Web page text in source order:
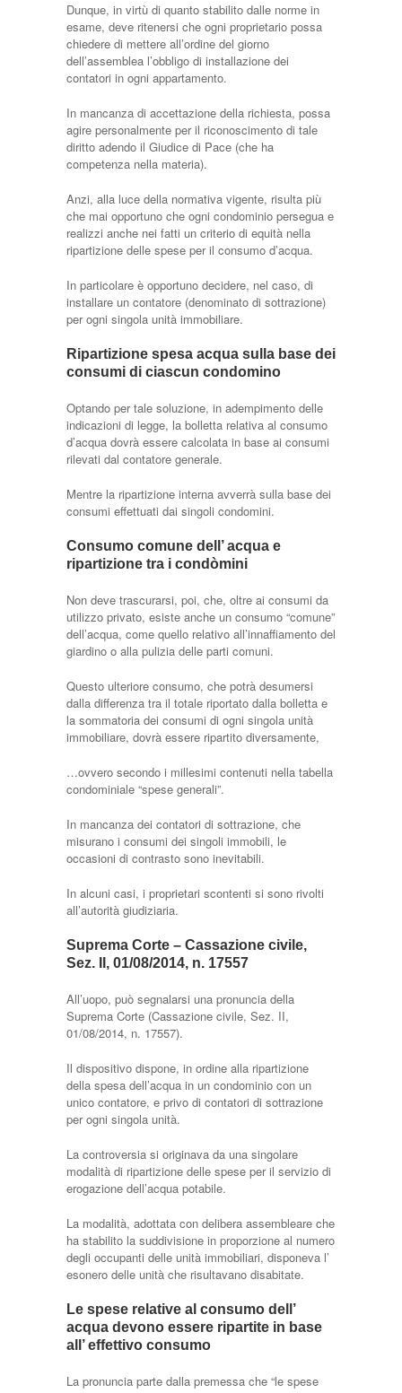
Dunque, in virtù di quanto stabilito dalle norme in
esame, deve ritenersi che ogni proprietario possa
chiedere di mettere all’ordine del giorno
dell’assemblea l’obbligo di installazione dei
contatori in ogni appartamento.
In mancanza di accettazione della richiesta, possa
agire personalmente per il riconoscimento di tale
diritto adendo il Giudice di Pace (che ha
competenza nella materia).
Anzi, alla luce della normativa vigente, risulta più
che mai opportuno che ogni condominio persegua e
realizzi anche nei fatti un criterio di equità nella
ripartizione delle spese per il consumo d’acqua.
In particolare è opportuno decidere, nel caso, di
installare un contatore (denominato di sottrazione)
per ogni singola unità immobiliare.
Ripartizione spesa acqua sulla base dei
consumi di ciascun condomino
Optando per tale soluzione, in adempimento delle
indicazioni di legge, la bolletta relativa al consumo
d’acqua dovrà essere calcolata in base ai consumi
rilevati dal contatore generale.
Mentre la ripartizione interna avverrà sulla base dei
consumi effettuati dai singoli condomini.
Consumo comune dell’ acqua e
ripartizione tra i condòmini
Non deve trascurarsi, poi, che, oltre ai consumi da
utilizzo privato, esiste anche un consumo “comune”
dell’acqua, come quello relativo all’innaffiamento del
giardino o alla pulizia delle parti comuni.
Questo ulteriore consumo, che potrà desumersi
dalla differenza tra il totale riportato dalla bolletta e
la sommatoria dei consumi di ogni singola unità
immobiliare, dovrà essere ripartito diversamente,
…ovvero secondo i millesimi contenuti nella tabella
condominiale “spese generali”.
In mancanza dei contatori di sottrazione, che
misurano i consumi dei singoli immobili, le
occasioni di contrasto sono inevitabili.
In alcuni casi, i proprietari scontenti si sono rivolti
all’autorità giudiziaria.
Suprema Corte – Cassazione civile,
Sez. II, 01/08/2014, n. 17557
All’uopo, può segnalarsi una pronuncia della
Suprema Corte (Cassazione civile, Sez. II,
01/08/2014, n. 17557).
Il dispositivo dispone, in ordine alla ripartizione
della spesa dell’acqua in un condominio con un
unico contatore, e privo di contatori di sottrazione
per ogni singola unità.
La controversia si originava da una singolare
modalità di ripartizione delle spese per il servizio di
erogazione dell’acqua potabile.
La modalità, adottata con delibera assembleare che
ha stabilito la suddivisione in proporzione al numero
degli occupanti delle unità immobiliari, disponeva l’
esonero delle unità che risultavano disabitate.
Le spese relative al consumo dell’
acqua devono essere ripartite in base
all’ effettivo consumo
La pronuncia parte dalla premessa che “le spese